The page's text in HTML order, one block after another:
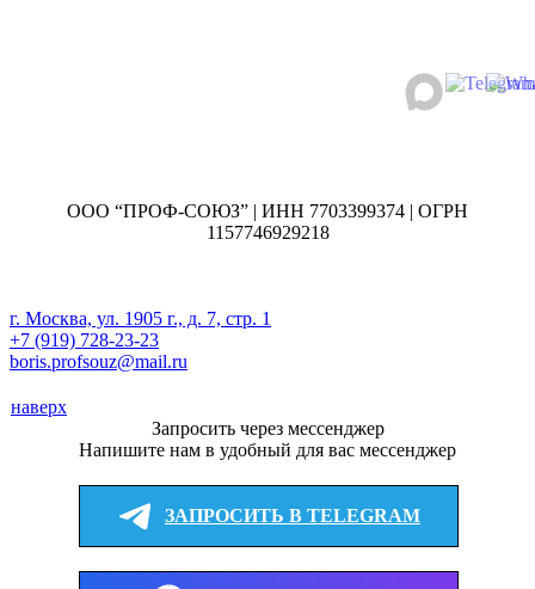
ООО “ПРОФ-СОЮЗ” | ИНН 7703399374 | ОГРН
1157746929218
г. Москва, ул. 1905 г., д. 7, стр. 1
+7 (919) 728-23-23
boris.profsouz@mail.ru
наверх
Запросить через мессенджер
Напишите нам в удобный для вас мессенджер
ЗАПРОСИТЬ В TELEGRAM